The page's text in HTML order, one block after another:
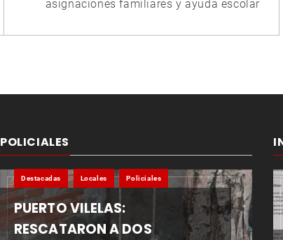
asignaciones familiares y ayuda escolar
POLICIALES
Destacadas Locales Policiales
PUERTO VILELAS:
RESCATARON A DOS